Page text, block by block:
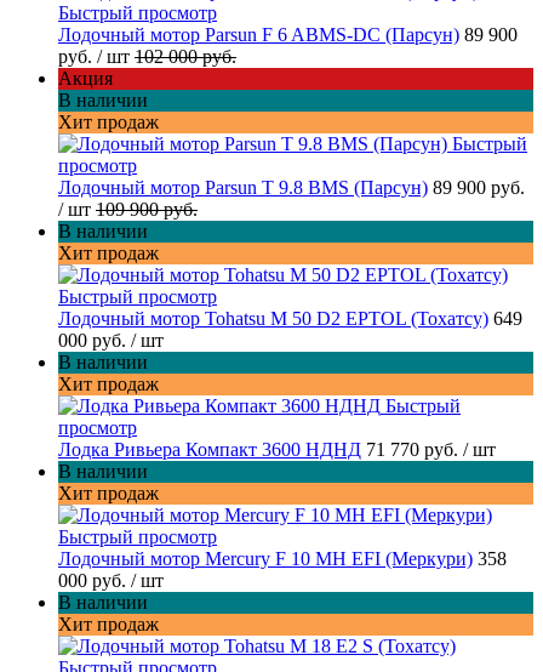
Быстрый просмотр
Лодочный мотор Parsun F 6 ABMS-DC (Парсун) 89 900
руб. / шт 102 000 руб.
Акция
В наличии
Хит продаж
Быстрый
просмотр
Лодочный мотор Parsun T 9.8 BMS (Парсун) 89 900 руб.
/ шт 109 900 руб.
В наличии
Хит продаж
Быстрый просмотр
Лодочный мотор Tohatsu M 50 D2 EPTOL (Тохатсу) 649
000 руб. / шт
В наличии
Хит продаж
Быстрый
просмотр
Лодка Ривьера Компакт 3600 НДНД 71 770 руб. / шт
В наличии
Хит продаж
Быстрый просмотр
Лодочный мотор Mercury F 10 MH EFI (Меркури) 358
000 руб. / шт
В наличии
Хит продаж
Быстрый просмотр